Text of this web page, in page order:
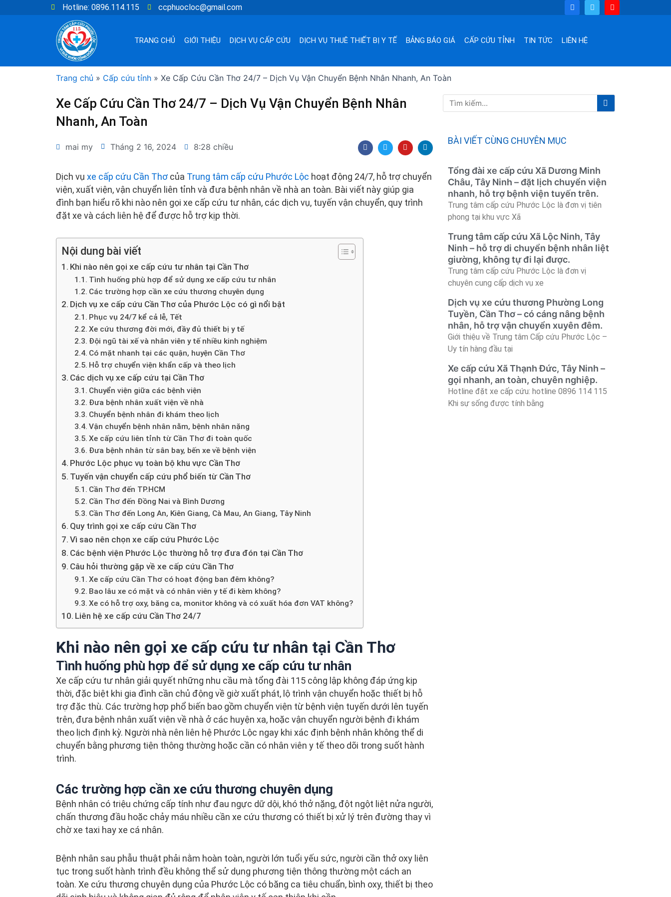
Hotline: 0896.114.115 ccphuocloc@gmail.com F
a
c
o
T
w
i
Y
o
u
TRANG CHỦ GIỚI THIỆU DỊCH VỤ CẤP CỨU DỊCH VỤ THUÊ THIẾT BỊ Y TẾ BẢNG BÁO GIÁ CẤP CỨU TỈNH TIN TỨC LIÊN HỆ
Trang chủ » Cấp cứu tỉnh » Xe Cấp Cứu Cần Thơ 24/7 – Dịch Vụ Vận Chuyển Bệnh Nhân Nhanh, An Toàn
Xe Cấp Cứu Cần Thơ 24/7 – Dịch Vụ Vận Chuyển Bệnh Nhân
Nhanh, An Toàn
mai my Tháng 2 16, 2024 8:28 chiều F
a
c
b
o
o
k
T
w
i
t
e
r
Y
o
u
u
b
e
L
i
n
e
d
Dịch vụ xe cấp cứu Cần Thơ của Trung tâm cấp cứu Phước Lộc hoạt động 24/7, hỗ trợ chuyển
viện, xuất viện, vận chuyển liên tỉnh và đưa bệnh nhân về nhà an toàn. Bài viết này giúp gia
đình bạn hiểu rõ khi nào nên gọi xe cấp cứu tư nhân, các dịch vụ, tuyến vận chuyển, quy trình
đặt xe và cách liên hệ để được hỗ trợ kịp thời.
Nội dung bài viết
Khi nào nên gọi xe cấp cứu tư nhân tại Cần Thơ
Tình huống phù hợp để sử dụng xe cấp cứu tư nhân
Các trường hợp cần xe cứu thương chuyên dụng
Dịch vụ xe cấp cứu Cần Thơ của Phước Lộc có gì nổi bật
Phục vụ 24/7 kể cả lễ, Tết
Xe cứu thương đời mới, đầy đủ thiết bị y tế
Đội ngũ tài xế và nhân viên y tế nhiều kinh nghiệm
Có mặt nhanh tại các quận, huyện Cần Thơ
Hỗ trợ chuyển viện khẩn cấp và theo lịch
Các dịch vụ xe cấp cứu tại Cần Thơ
Chuyển viện giữa các bệnh viện
Đưa bệnh nhân xuất viện về nhà
Chuyển bệnh nhân đi khám theo lịch
Vận chuyển bệnh nhân nằm, bệnh nhân nặng
Xe cấp cứu liên tỉnh từ Cần Thơ đi toàn quốc
Đưa bệnh nhân từ sân bay, bến xe về bệnh viện
Phước Lộc phục vụ toàn bộ khu vực Cần Thơ
Tuyến vận chuyển cấp cứu phổ biến từ Cần Thơ
Cần Thơ đến TP.HCM
Cần Thơ đến Đồng Nai và Bình Dương
Cần Thơ đến Long An, Kiên Giang, Cà Mau, An Giang, Tây Ninh
Quy trình gọi xe cấp cứu Cần Thơ
Vì sao nên chọn xe cấp cứu Phước Lộc
Các bệnh viện Phước Lộc thường hỗ trợ đưa đón tại Cần Thơ
Câu hỏi thường gặp về xe cấp cứu Cần Thơ
Xe cấp cứu Cần Thơ có hoạt động ban đêm không?
Bao lâu xe có mặt và có nhân viên y tế đi kèm không?
Xe có hỗ trợ oxy, băng ca, monitor không và có xuất hóa đơn VAT không?
Liên hệ xe cấp cứu Cần Thơ 24/7
Khi nào nên gọi xe cấp cứu tư nhân tại Cần Thơ
Tình huống phù hợp để sử dụng xe cấp cứu tư nhân
Xe cấp cứu tư nhân giải quyết những nhu cầu mà tổng đài 115 công lập không đáp ứng kịp
thời, đặc biệt khi gia đình cần chủ động về giờ xuất phát, lộ trình vận chuyển hoặc thiết bị hỗ
trợ đặc thù. Các trường hợp phổ biến bao gồm chuyển viện từ bệnh viện tuyến dưới lên tuyến
trên, đưa bệnh nhân xuất viện về nhà ở các huyện xa, hoặc vận chuyển người bệnh đi khám
theo lịch định kỳ. Người nhà nên liên hệ Phước Lộc ngay khi xác định bệnh nhân không thể di
chuyển bằng phương tiện thông thường hoặc cần có nhân viên y tế theo dõi trong suốt hành
trình.
Các trường hợp cần xe cứu thương chuyên dụng
Bệnh nhân có triệu chứng cấp tính như đau ngực dữ dội, khó thở nặng, đột ngột liệt nửa người,
chấn thương đầu hoặc chảy máu nhiều cần xe cứu thương có thiết bị xử lý trên đường thay vì
chờ xe taxi hay xe cá nhân.
Bệnh nhân sau phẫu thuật phải nằm hoàn toàn, người lớn tuổi yếu sức, người cần thở oxy liên
tục trong suốt hành trình đều không thể sử dụng phương tiện thông thường một cách an
toàn. Xe cứu thương chuyên dụng của Phước Lộc có băng ca tiêu chuẩn, bình oxy, thiết bị theo
Tìm
kiếm
Tìm
BÀI VIẾT CÙNG CHUYÊN MỤC
Tổng đài xe cấp cứu Xã Dương Minh
Châu, Tây Ninh – đặt lịch chuyển viện
nhanh, hỗ trợ bệnh viện tuyến trên.
Trung tâm cấp cứu Phước Lộc là đơn vị tiên
phong tại khu vực Xã
Trung tâm cấp cứu Xã Lộc Ninh, Tây
Ninh – hỗ trợ di chuyển bệnh nhân liệt
giường, không tự đi lại được.
Trung tâm cấp cứu Phước Lộc là đơn vị
chuyên cung cấp dịch vụ xe
Dịch vụ xe cứu thương Phường Long
Tuyền, Cần Thơ – có cáng nâng bệnh
nhân, hỗ trợ vận chuyển xuyên đêm.
Giới thiệu về Trung tâm Cấp cứu Phước Lộc –
Uy tín hàng đầu tại
Xe cấp cứu Xã Thạnh Đức, Tây Ninh –
gọi nhanh, an toàn, chuyên nghiệp.
Hotline đặt xe cấp cứu: hotline 0896 114 115
Khi sự sống được tính bằng